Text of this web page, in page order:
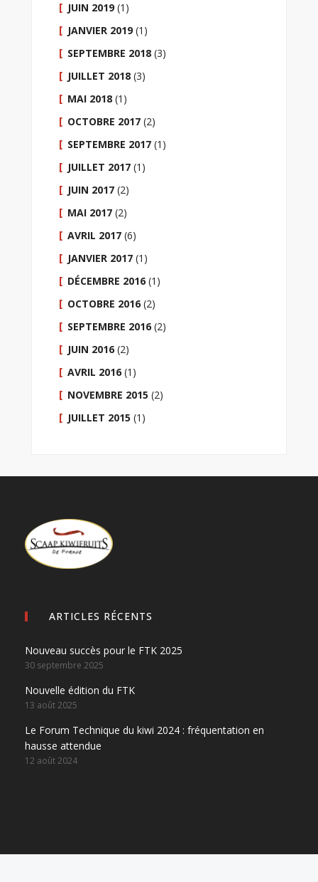
JUIN 2019 (1)
JANVIER 2019 (1)
SEPTEMBRE 2018 (3)
JUILLET 2018 (3)
MAI 2018 (1)
OCTOBRE 2017 (2)
SEPTEMBRE 2017 (1)
JUILLET 2017 (1)
JUIN 2017 (2)
MAI 2017 (2)
AVRIL 2017 (6)
JANVIER 2017 (1)
DÉCEMBRE 2016 (1)
OCTOBRE 2016 (2)
SEPTEMBRE 2016 (2)
JUIN 2016 (2)
AVRIL 2016 (1)
NOVEMBRE 2015 (2)
JUILLET 2015 (1)
ARTICLES RÉCENTS
Nouveau succès pour le FTK 2025
30 septembre 2025
Nouvelle édition du FTK
13 août 2025
Le Forum Technique du kiwi 2024 : fréquentation en
hausse attendue
12 août 2024